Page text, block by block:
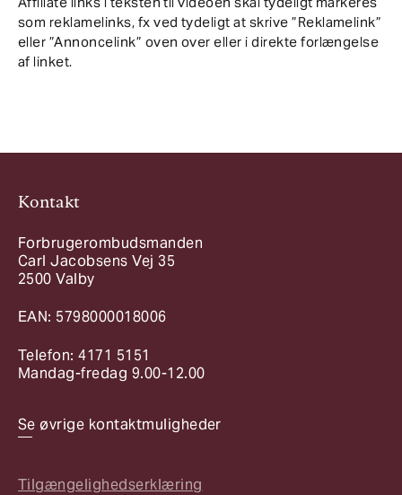
som reklamelinks, fx ved tydeligt at skrive ”Reklamelink”
eller ”Annoncelink” oven over eller i direkte forlængelse
af linket.
Kontakt
Forbrugerombudsmanden
Carl Jacobsens Vej 35
2500 Valby
EAN: 5798000018006
Telefon: 4171 5151
Mandag-fredag 9.00-12.00
Se øvrige kontaktmuligheder
Tilgængelighedserklæring